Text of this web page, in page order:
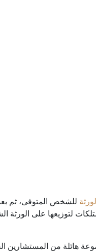
الورثة للشخص المتوفى، ثم
لتوزيعها على الورثة
هائلة من المستشارين